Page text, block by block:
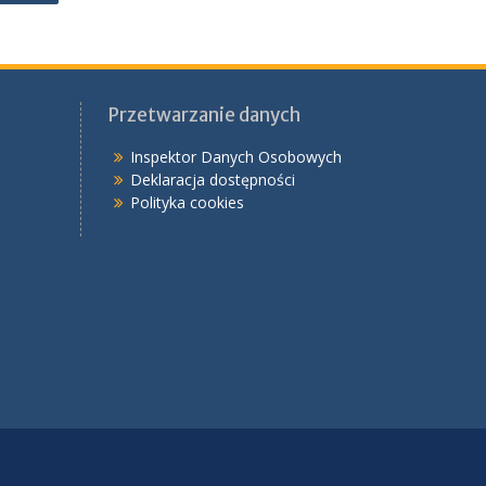
Przetwarzanie danych
Inspektor Danych Osobowych
Deklaracja dostępności
Polityka cookies